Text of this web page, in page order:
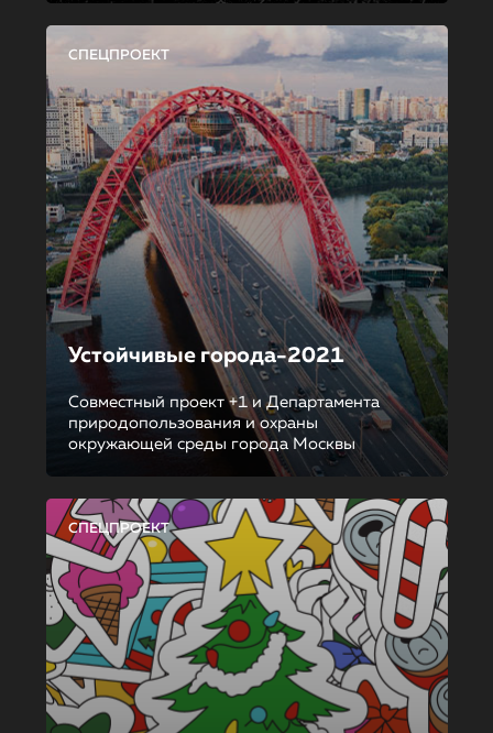
СПЕЦПРОЕКТ
Устойчивые города-2021
Совместный проект +1 и Департамента
природопользования и охраны
окружающей среды города Москвы
СПЕЦПРОЕКТ